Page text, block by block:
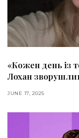
«Кожен день із
Лохан
JUNE 17, 2025